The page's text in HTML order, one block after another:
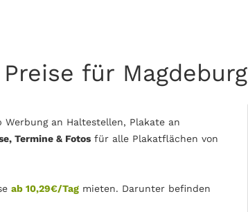
für Magdeburg
an Haltestellen, Plakate an
Termine & Fotos für alle Plakatflächen von
ab 10,29€/Tag mieten. Darunter befinden